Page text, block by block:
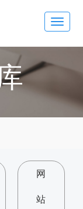
Toggle
网
站